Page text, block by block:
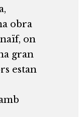
obra
on
gran
estan